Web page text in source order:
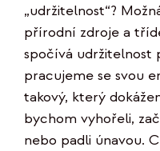
„udržitelnost“?
přírodní zdroje a
spočívá udržitelnost
pracujeme se svou
takový, který
bychom vyhořeli,
nebo padli únavou.